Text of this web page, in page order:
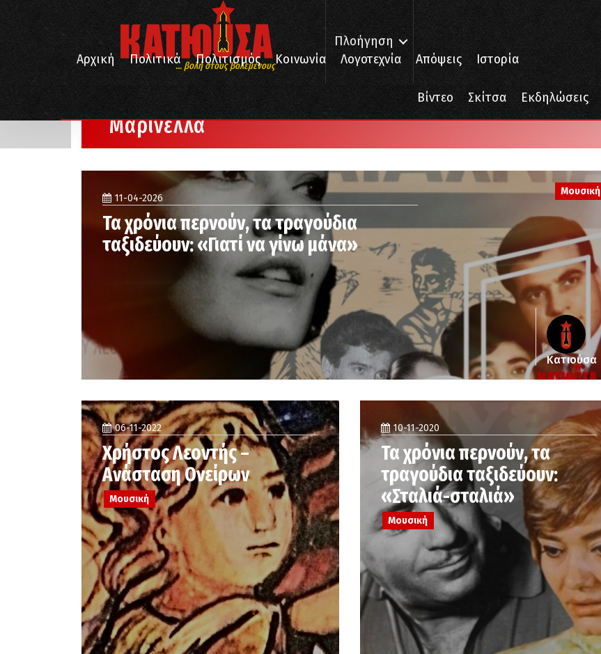
... βολή στους βολεμένους
Πλοήγηση
Αρχική
Πολιτικά Πολιτισμός Κοινωνία Λογοτεχνία Απόψεις Ιστορία
Βίντεο Σκίτσα Εκδηλώσεις
Μαρινέλλα
Μαρινέλλα
Μουσική
11-04-2026
Τα χρόνια περνούν, τα τραγούδια
ταξιδεύουν: «Γιατί να γίνω μάνα»
Κατιούσα
06-11-2022
Χρήστος Λεοντής –
Ανάσταση Ονείρων
Μουσική
10-11-2020
Τα χρόνια περνούν, τα
τραγούδια ταξιδεύουν:
«Σταλιά-σταλιά»
Μουσική